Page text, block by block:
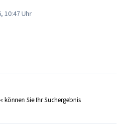
10:47 Uhr
können Sie Ihr Suchergebnis